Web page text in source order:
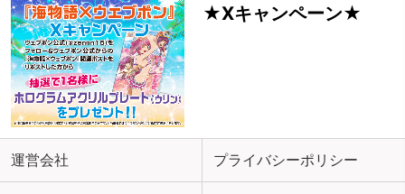
★Xキャンペーン★
運営会社 プライバシーポリシー